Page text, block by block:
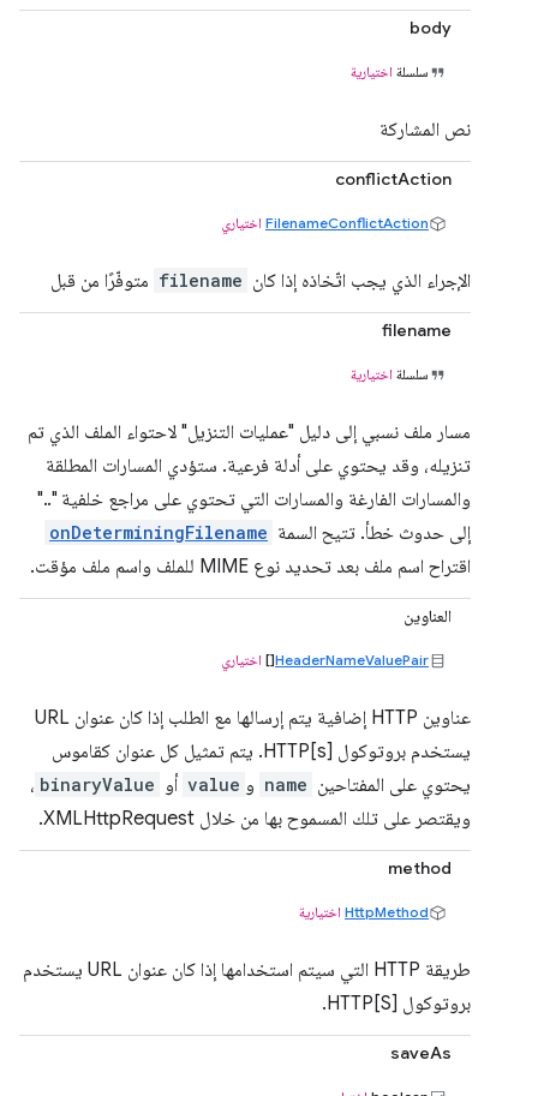
body
سلسلة اختيارية
نص المشاركة
conflictAction
FilenameConflictAction اختياري
الإجراء الذي يجب اتّخاذه إذا كان filename متوفّرًا من قبل
filename
سلسلة اختيارية
مسار ملف نسبي إلى دليل "عمليات التنزيل" لاحتواء الملف الذي تم
تنزيله، وقد يحتوي على أدلة فرعية. ستؤدي المسارات المطلقة
والمسارات الفارغة والمسارات التي تحتوي على مراجع خلفية ".."
إلى حدوث خطأ. تتيح السمة onDeterminingFilename
اقتراح اسم ملف بعد تحديد نوع MIME للملف واسم ملف مؤقت.
العناوين
HeaderNameValuePair
[] اختياري
عناوين HTTP إضافية يتم إرسالها مع الطلب إذا كان عنوان URL
يستخدم بروتوكول HTTP[s]. يتم تمثيل كل عنوان كقاموس
يحتوي على المفتاحين name و value أو binaryValue ،
ويقتصر على تلك المسموح بها من خلال XMLHttpRequest.
method
HttpMethod اختيارية
طريقة HTTP التي سيتم استخدامها إذا كان عنوان URL يستخدم
بروتوكول HTTP[S].
saveAs